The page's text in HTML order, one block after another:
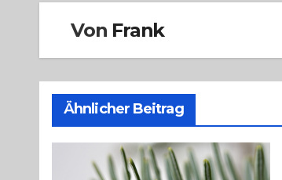
Von Frank
Ähnlicher Beitrag